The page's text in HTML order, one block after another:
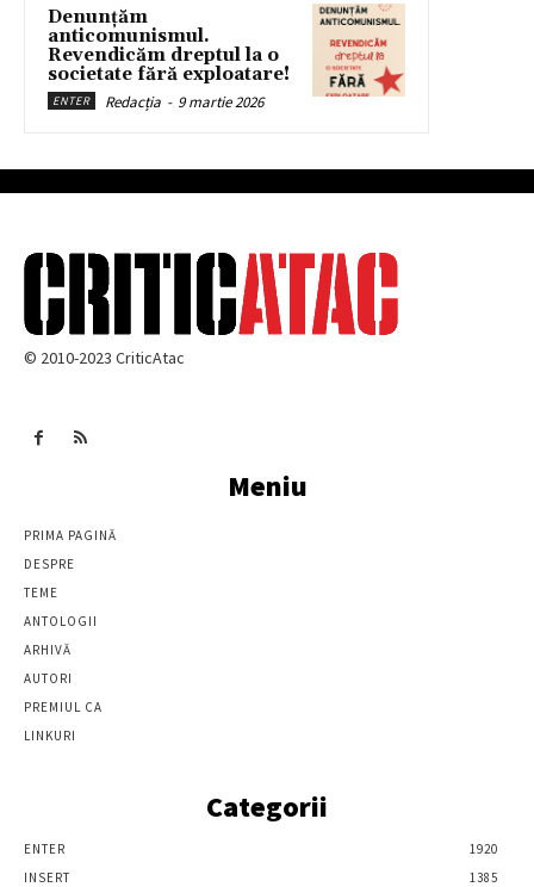
Denunțăm
anticomunismul.
Revendicăm dreptul la o
societate fără exploatare!
ENTER Redacția - 9 martie 2026
© 2010-2023 CriticAtac
Meniu
PRIMA PAGINĂ
DESPRE
TEME
ANTOLOGII
ARHIVĂ
AUTORI
PREMIUL CA
LINKURI
Categorii
ENTER
1920
INSERT
1385